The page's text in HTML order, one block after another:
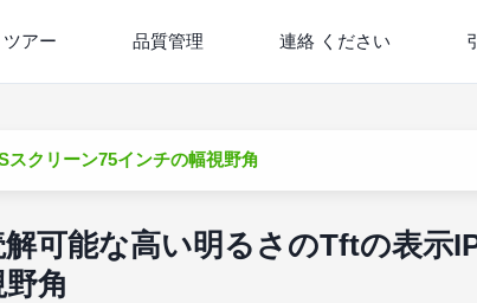
ツアー 品質管理 連絡 ください
スクリーン75インチの幅視野角
解可能な高い明るさのTftの表示
角